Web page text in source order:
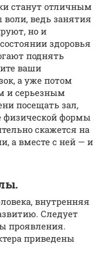
станут отличным
ведь занятия
но и
здоровья
поднять
ваши
а уже потом
и серьезным
посещать зал,
физической формы
скажется на
а вместе с ней — и
внутренняя
Следует
проявления.
приведены